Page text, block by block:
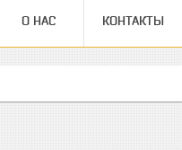
О НАС КОНТАКТЫ